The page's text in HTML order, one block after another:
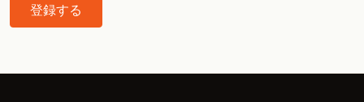
登録する